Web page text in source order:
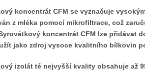
koncentrát CFM se vyznačuje
z mléka pomocí mikrofiltrace, což
koncentrát CFM lze přidávat
jako zdroj vysoce kvalitního bílkovin
izolát té nejvyšší kvality obsahuje až